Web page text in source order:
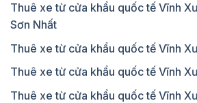
Thuê xe từ cửa khẩu quốc tế Vĩnh
Sơn Nhất
Thuê xe từ cửa khẩu quốc tế Vĩnh
Thuê xe từ cửa khẩu quốc tế Vĩnh
Thuê xe từ cửa khẩu quốc tế Vĩnh